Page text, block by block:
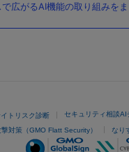
広がるAI機能の取り組みをま
トリスク診断 セキュリティ相談AI
対策（GMO Flatt Security） なり